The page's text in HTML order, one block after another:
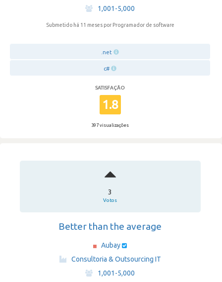
·
1,001-5,000
Submetido há 11 meses por Programador de software
.net
c#
SATISFAÇÃO
1.8
397 visualizações
3
Votos
Better than the average
Aubay
·
Consultoria & Outsourcing IT
·
1,001-5,000